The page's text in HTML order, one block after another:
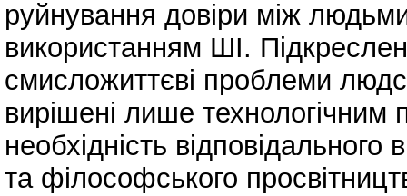
руйнування довіри між
використанням ШІ.
смисложиттєві проблеми
вирішені лише
необхідність
та філософського